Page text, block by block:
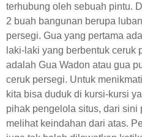
terhubung oleh sebuah pintu.
2 buah bangunan berupa
persegi. Gua yang pertama
laki-laki yang berbentuk ceruk
adalah Gua Wadon atau gua
ceruk persegi. Untuk
kita bisa duduk di kursi-kursi
pihak pengelola situs, dari sini
melihat keindahan dari atas.